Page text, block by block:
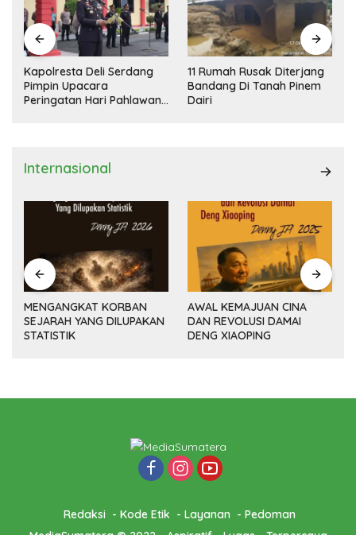
Kapolresta Deli Serdang
Pimpin Upacara
Peringatan Hari Pahlawan
11 Rumah Rusak Diterjang
Bandang Di Tanah Pinem
Dairi
Internasional
MENGANGKAT KORBAN
SEJARAH YANG DILUPAKAN
STATISTIK
AWAL KEMAJUAN CINA
DAN REVOLUSI DAMAI
DENG XIAOPING
Redaksi Kode Etik Layanan
Pedoman